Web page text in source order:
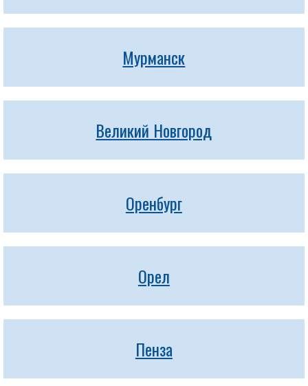
Мурманск
Великий Новгород
Оренбург
Орел
Пенза